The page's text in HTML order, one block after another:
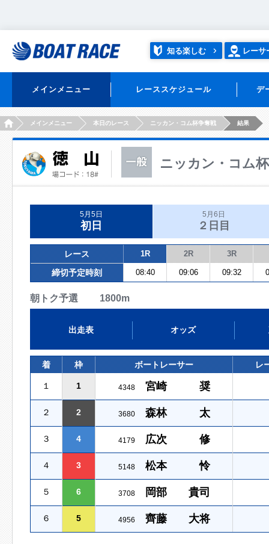
知る楽しむ レーサ
メインメニュー レーススケジュール デ
HOMEメインメニュー 本日のレース ニッカン・コム杯争奪戦 結果
ニッカン・コム
5月5日
初日
5月6日
２日目
レース 1R 2R 3R
締切予定時刻 08:40 09:06 09:32
朝トク予選 1800m
出走表 オッズ
着 枠 ボートレーサー レ
１ 1 4348 宮崎 奨
２ 2 3680 森林 太
３ 4 4179 広次 修
４ 3 5148 松本 怜
５ 6 3708 岡部 貴司
６ 5 4956 齊藤 大将